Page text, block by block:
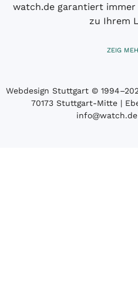
watch.de garantiert immer
zu Ihrem
ZEIG
Webdesign Stuttgart ©
70173 Stuttgart-Mitte |
info@watch.de